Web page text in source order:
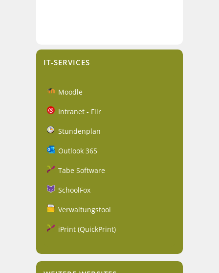
IT-SERVICES
Moodle
Intranet - Filr
Stundenplan
Outlook 365
Tabe Software
SchoolFox
Verwaltungstool
iPrint (QuickPrint)